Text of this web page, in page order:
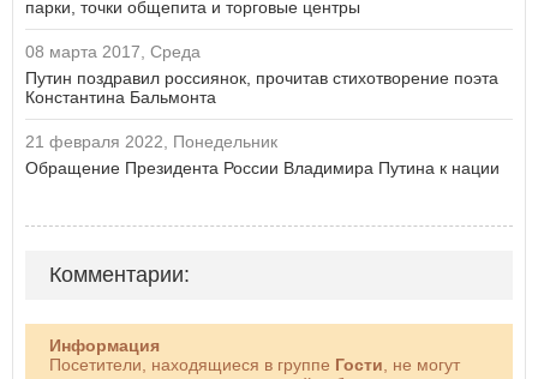
парки, точки общепита и торговые центры
08 марта 2017, Среда
Путин поздравил россиянок, прочитав стихотворение поэта
Константина Бальмонта
21 февраля 2022, Понедельник
Обращение Президента России Владимира Путина к нации
Комментарии:
Информация
Посетители, находящиеся в группе Гости, не могут